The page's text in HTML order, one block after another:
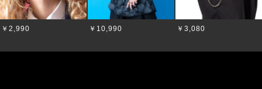
￥2,990 ￥10,990 ￥3,080